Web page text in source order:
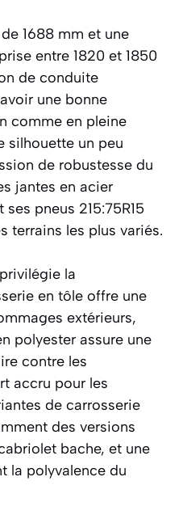
1688 mm et une
entre 1820 et 1850
de conduite
une bonne
comme en pleine
silhouette un peu
de robustesse du
jantes en acier
pneus 215:75R15
terrains les plus variés.
la
en tôle offre une
extérieurs,
polyester assure une
contre les
accru pour les
de carrosserie
des versions
bache, et une
la polyvalence du